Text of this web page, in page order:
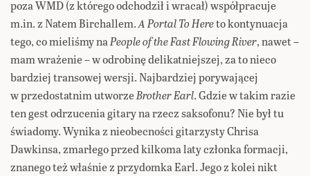
poza WMD (z którego odchodził i wracał) współpracuje
m.in. z Natem Birchallem.A Portal To Hereto kontynuacja
tego, co mieliśmy naPeople of the Fast Flowing River, nawet –
mam wrażenie – w odrobinę delikatniejszej, za to nieco
bardziej transowej wersji. Najbardziej porywającej
w przedostatnim utworzeBrother Earl. Gdzie w takim razie
ten gest odrzucenia gitary na rzecz saksofonu? Nie był tu
świadomy. Wynika z nieobecności gitarzysty Chrisa
Dawkinsa, zmarłego przed kilkoma laty członka formacji,
znanego też właśnie z przydomka Earl. Jego z kolei nikt